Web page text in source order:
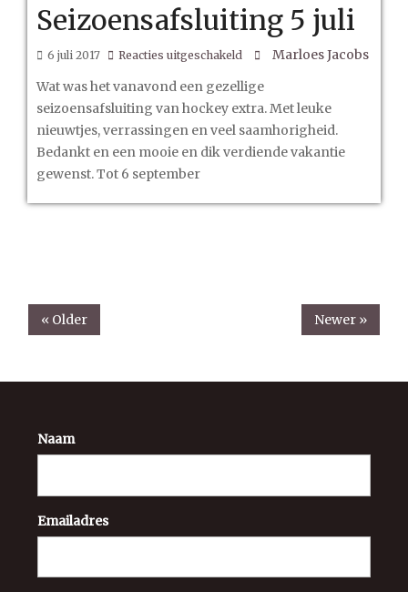
Seizoensafsluiting 5 juli
6 juli 2017 Reacties uitgeschakeld voor
Marloes Jacobs
Wat was het vanavond een gezellige
seizoensafsluiting van hockey extra. Met leuke
nieuwtjes, verrassingen en veel saamhorigheid.
Bedankt en een mooie en dik verdiende vakantie
gewenst. Tot 6 september
« Older Newer »
Naam
Emailadres